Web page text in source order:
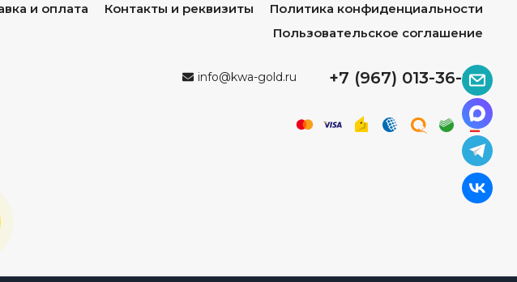
и оплата Контакты и реквизиты
Политика конфиденциальности
Пользовательское соглашение
info@kwa-gold.ru +7 (967) 013-36-96